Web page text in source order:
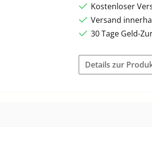
Kostenloser
Versand
30 Tage Geld-
Details zur